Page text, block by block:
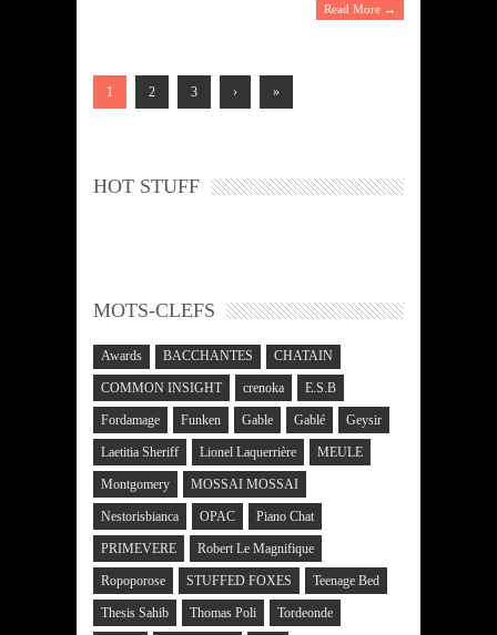
Read More →
1 2 3 › »
HOT STUFF
MOTS-CLEFS
Awards BACCHANTES CHATAIN
COMMON INSIGHT crenoka E.S.B
Fordamage Funken Gable Gablé Geysir
Laetitia Sheriff Lionel Laquerrière MEULE
Montgomery MOSSAI MOSSAI
Nestorisbianca OPAC Piano Chat
PRIMEVERE Robert Le Magnifique
Ropoporose STUFFED FOXES Teenage Bed
Thesis Sahib Thomas Poli Tordeonde